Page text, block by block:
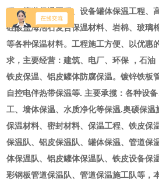
程、管道保温工程、设备罐体保温工程、
硅酸盐海泡石复合保温材料、岩棉、玻璃
等各种保温材料。工程施工方便、以优惠
求，主要经营：建筑、电厂、环保 ，石
铁皮保温、铝皮罐体防腐保温。镀锌铁板
自控电伴热带保温等. 主要承揽：各种设
工、墙体保温、水质净化等保温.奥硕保
保温材料、密封材料、保温工程、铁皮保
保温队、铝皮保温队、罐体保温、管道保
体保温队、铝皮罐体保温队、铁皮设备保
彩钢板管道保温队、管道保温施工队等，